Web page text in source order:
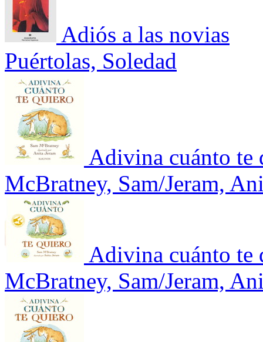
Adiós a las novias
Puértolas, Soledad
Adivina cuánto te
McBratney, Sam/Jeram,
Adivina cuánto te
McBratney, Sam/Jeram,